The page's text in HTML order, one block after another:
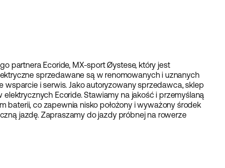
partnera Ecoride, MX-sport Øystese, który jest
sprzedawane są w renomowanych i uznanych
i serwis. Jako autoryzowany sprzedawca, sklep
Ecoride. Stawiamy na jakość i przemyślaną
baterii, co zapewnia nisko położony i wyważony środek
jazdę. Zapraszamy do jazdy próbnej na rowerze